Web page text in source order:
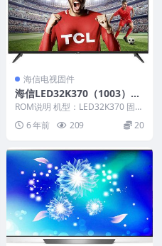
海信电视固件
海信LED32K370（1003）B
OM6官方原厂USB刷机电视
固件包
ROM说明 机型：LED32K370 固件
版本：（1003） BOM：6 海信L...
6 年前 209 20